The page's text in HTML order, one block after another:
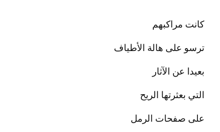
كانت مراكبهم
ترسو على هالة الأطياف
بعيدا عن الآثار
التي بعثرتها الريح
على صفحات الرمل